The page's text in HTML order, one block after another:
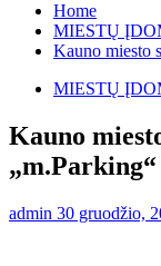
Home
MIESTŲ
Kauno miesto
MIESTŲ
Kauno
„m.Parking“
admin 30 gruodžio,